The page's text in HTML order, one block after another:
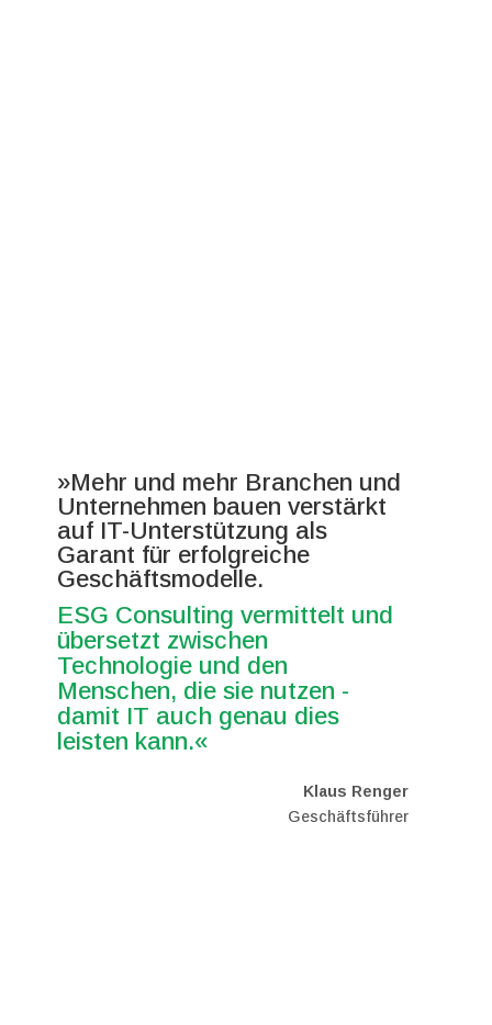
»Mehr und mehr Branchen und
Unternehmen bauen verstärkt
auf IT-Unterstützung als
Garant für erfolgreiche
Geschäftsmodelle.
ESG Consulting vermittelt und
übersetzt zwischen
Technologie und den
Menschen, die sie nutzen -
damit IT auch genau dies
leisten kann.«
Klaus Renger
Geschäftsführer